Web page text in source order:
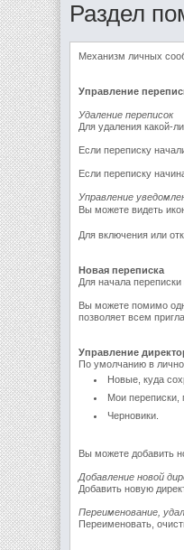
Раздел
Механизм личных
Управление
Удаление переписок
Для удаления какой-
Если переписку
Если переписку
Управление
Вы можете видеть
Для включения или
Новая переписка
Для начала
Вы можете помимо
позволяет всем
Управление
По умолчанию в
Новые, куда
Мои переписки,
Черновики.
Вы можете добавить
Добавление новой
Добавить новую
Переименование,
Переименовать,